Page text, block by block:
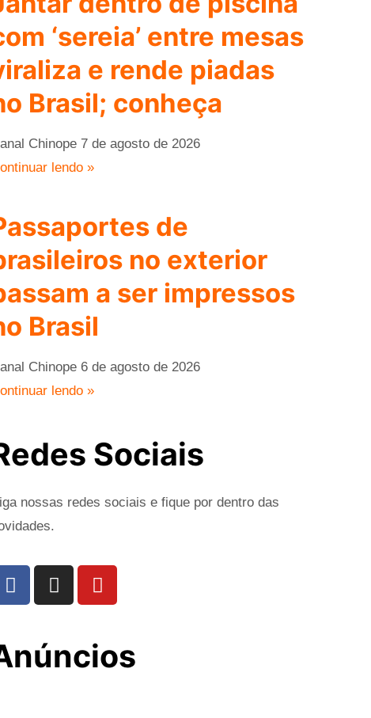
‘sereia’ entre mesas
e rende piadas
Brasil; conheça
Chinope 7 de agosto de 2026
lendo »
de
no exterior
a ser impressos
Brasil
Chinope 6 de agosto de 2026
lendo »
Sociais
nossas redes sociais e fique por dentro das